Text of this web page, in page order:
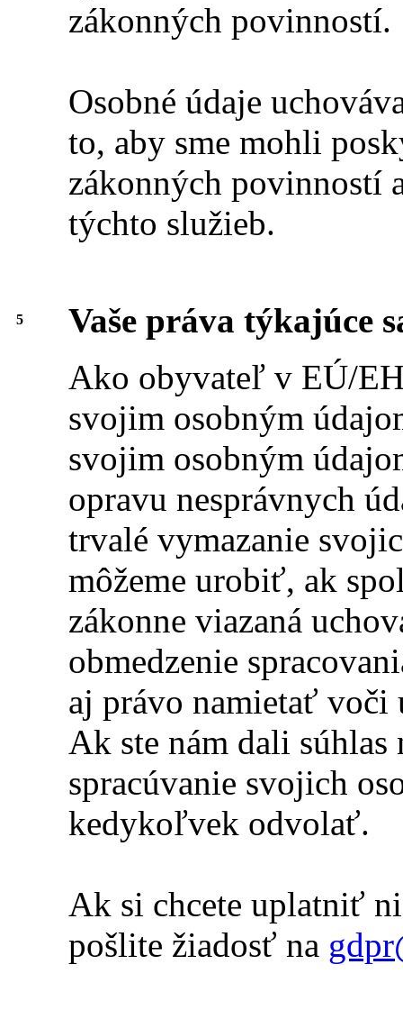
zákonných povinností.
Osobné údaje
to, aby sme mohli
zákonných povinností
týchto služieb.
5
Vaše práva týkajúce
Ako obyvateľ v EÚ/
svojim osobným
svojim osobným
opravu nesprávnych
trvalé vymazanie
môžeme urobiť, ak
zákonne viazaná
obmedzenie
aj právo namietať voči
Ak ste nám dali súhlas
spracúvanie svojich
kedykoľvek odvolať.
Ak si chcete uplatniť
pošlite žiadosť na